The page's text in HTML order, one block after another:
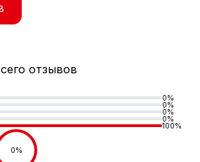
отзывов
0%
0%
0%
0%
100%
0%